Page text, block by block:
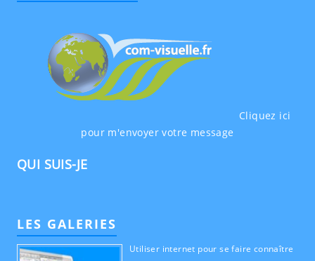
Cliquez ici
pour m'envoyer votre message
QUI SUIS-JE
LES GALERIES
Utiliser internet pour se faire connaître